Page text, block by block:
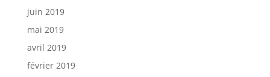
juin 2019
mai 2019
avril 2019
février 2019